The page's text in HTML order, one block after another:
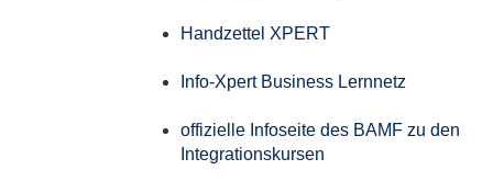
Handzettel XPERT
Info-Xpert Business Lernnetz
offizielle Infoseite des BAMF zu den
Integrationskursen